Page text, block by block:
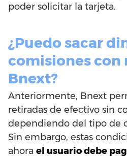
poder solicitar la tarjeta.
¿Puedo sacar
comisiones con
Bnext?
Anteriormente, Bnext
retiradas de efectivo sin
dependiendo del tipo de
Sin embargo, estas
ahora el usuario debe